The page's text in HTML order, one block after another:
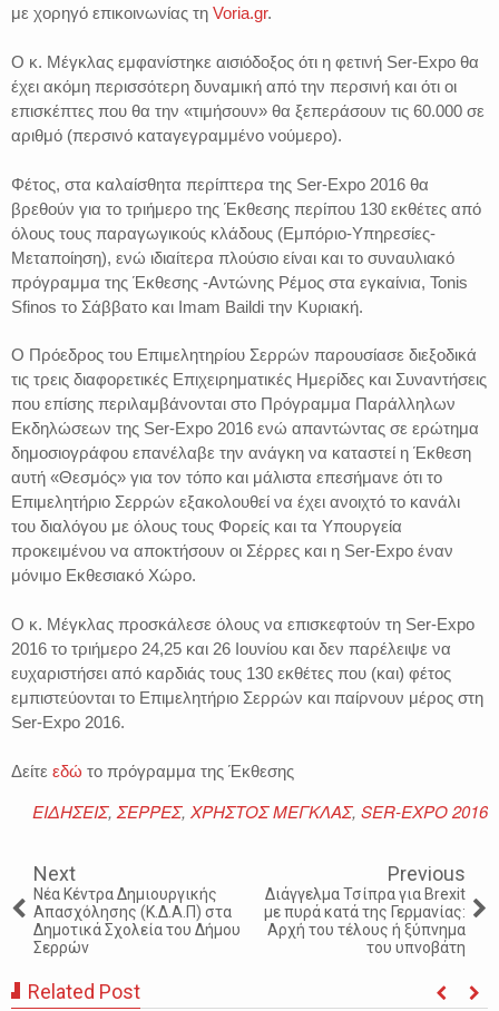
με χορηγό επικοινωνίας τη Voria.gr.
Ο κ. Μέγκλας εμφανίστηκε αισιόδοξος ότι η φετινή Ser-Expo θα
έχει ακόμη περισσότερη δυναμική από την περσινή και ότι οι
επισκέπτες που θα την «τιμήσουν» θα ξεπεράσουν τις 60.000 σε
αριθμό (περσινό καταγεγραμμένο νούμερο).
Φέτος, στα καλαίσθητα περίπτερα της Ser-Expo 2016 θα
βρεθούν για το τριήμερο της Έκθεσης περίπου 130 εκθέτες από
όλους τους παραγωγικούς κλάδους (Εμπόριο-Υπηρεσίες-
Μεταποίηση), ενώ ιδιαίτερα πλούσιο είναι και το συναυλιακό
πρόγραμμα της Έκθεσης -Αντώνης Ρέμος στα εγκαίνια, Tonis
Sfinos το Σάββατο και Imam Baildi την Κυριακή.
O Πρόεδρος του Επιμελητηρίου Σερρών παρουσίασε διεξοδικά
τις τρεις διαφορετικές Επιχειρηματικές Ημερίδες και Συναντήσεις
που επίσης περιλαμβάνονται στο Πρόγραμμα Παράλληλων
Εκδηλώσεων της Ser-Expo 2016 ενώ απαντώντας σε ερώτημα
δημοσιογράφου επανέλαβε την ανάγκη να καταστεί η Έκθεση
αυτή «Θεσμός» για τον τόπο και μάλιστα επεσήμανε ότι το
Επιμελητήριο Σερρών εξακολουθεί να έχει ανοιχτό το κανάλι
του διαλόγου με όλους τους Φορείς και τα Υπουργεία
προκειμένου να αποκτήσουν οι Σέρρες και η Ser-Expo έναν
μόνιμο Εκθεσιακό Χώρο.
O κ. Μέγκλας προσκάλεσε όλους να επισκεφτούν τη Ser-Expo
2016 το τριήμερο 24,25 και 26 Ιουνίου και δεν παρέλειψε να
ευχαριστήσει από καρδιάς τους 130 εκθέτες που (και) φέτος
εμπιστεύονται το Επιμελητήριο Σερρών και παίρνουν μέρος στη
Ser-Expo 2016.
Δείτε εδώ το πρόγραμμα της Έκθεσης
ΕΙΔΗΣΕΙΣ, ΣΕΡΡΕΣ, ΧΡΗΣΤΟΣ ΜΕΓΚΛΑΣ, SER-EXPO 2016
Next
Νέα Κέντρα Δημιουργικής
Απασχόλησης (Κ.Δ.Α.Π) στα
Δημοτικά Σχολεία του Δήμου
Σερρών
Previous
Διάγγελμα Τσίπρα για Brexit
με πυρά κατά της Γερμανίας:
Αρχή του τέλους ή ξύπνημα
του υπνοβάτη
Related Post